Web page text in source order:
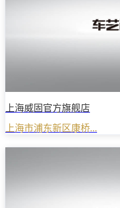
上海威固官方旗舰店
上海市浦东新区康桥...